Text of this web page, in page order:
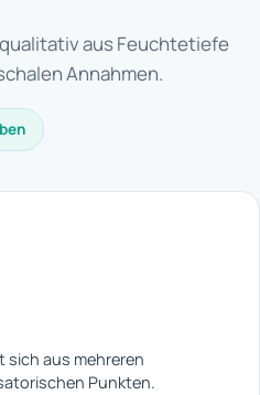
aus Feuchtetiefe
Annahmen.
sich aus mehreren
Punkten.